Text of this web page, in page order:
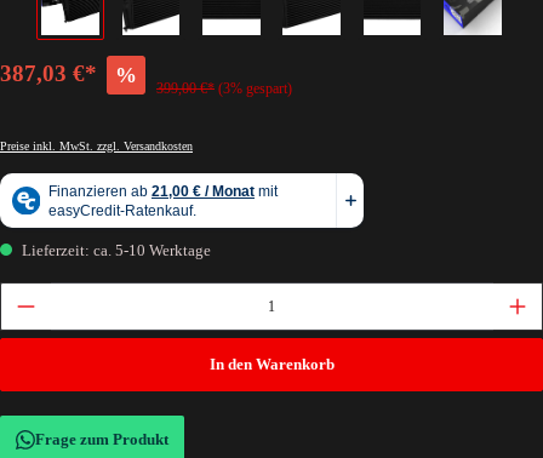
387,03 €* %
399,00 €* (3% gespart)
Preise inkl. MwSt. zzgl. Versandkosten
Lieferzeit: ca. 5-10 Werktage
In den Warenkorb
Frage zum Produkt